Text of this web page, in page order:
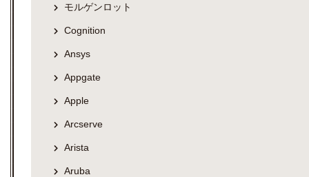
モルゲンロット
Cognition
Ansys
Appgate
Apple
Arcserve
Arista
Aruba